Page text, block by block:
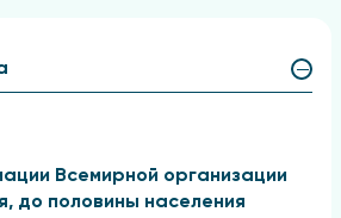
Всемирной организации
до половины населения